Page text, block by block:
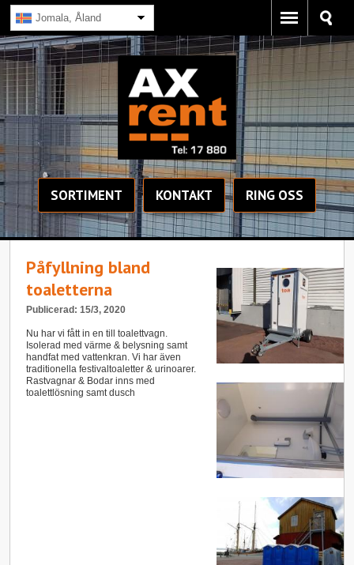
Jomala, Åland
SORTIMENT KONTAKT RING OSS
Påfyllning bland
toaletterna
Publicerad: 15/3, 2020
Nu har vi fått in en till toalettvagn.
Isolerad med värme & belysning samt
handfat med vattenkran. Vi har även
traditionella festivaltoaletter & urinoarer.
Rastvagnar & Bodar inns med
toalettlösning samt dusch